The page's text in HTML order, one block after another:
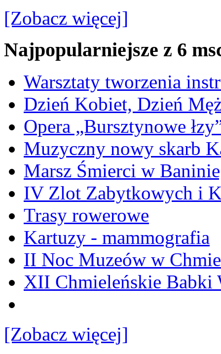
[Zobacz więcej]
Najpopularniejsze z 6
Warsztaty tworzenia
Dzień Kobiet, Dzień
Opera „Bursztynowe
Muzyczny nowy skarb
Marsz Śmierci w
IV Zlot Zabytkowych i
Trasy rowerowe
Kartuzy - mammografia
II Noc Muzeów w
XII Chmieleńskie Babki
[Zobacz więcej]